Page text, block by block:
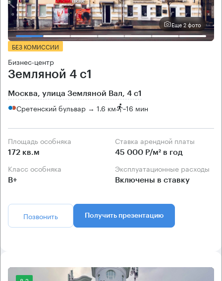
Еще 2 фото
БЕЗ КОМИССИИ
Бизнес-центр
Земляной 4 с1
Москва, улица Земляной Вал, 4 с1
Сретенский бульвар → 1.6 км ~16 мин
Площадь особняка
172 кв.м
Ставка арендной платы
45 000 Р/м² в год
Класс особняка
B+
Эксплуатационные расходы
Включены в ставку
Позвонить Получить презентацию